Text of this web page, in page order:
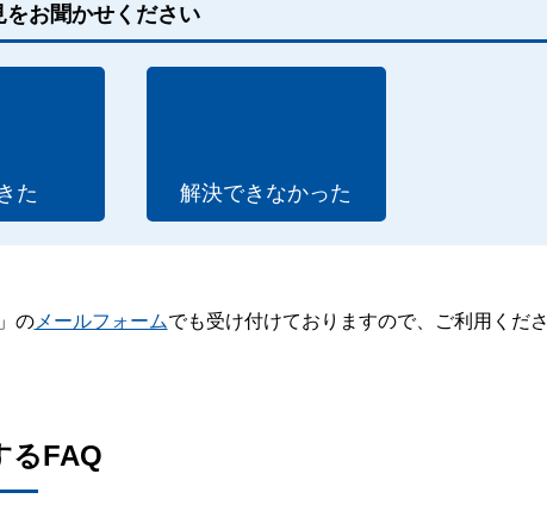
お聞かせください
た 解決できなかった
のメールフォームでも受け付けておりますので、ご利用くださ
るFAQ